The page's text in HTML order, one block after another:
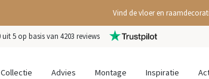
Vind de vloer en
uit 5 op basis van 4203 reviews
Collectie Advies Montage Inspiratie